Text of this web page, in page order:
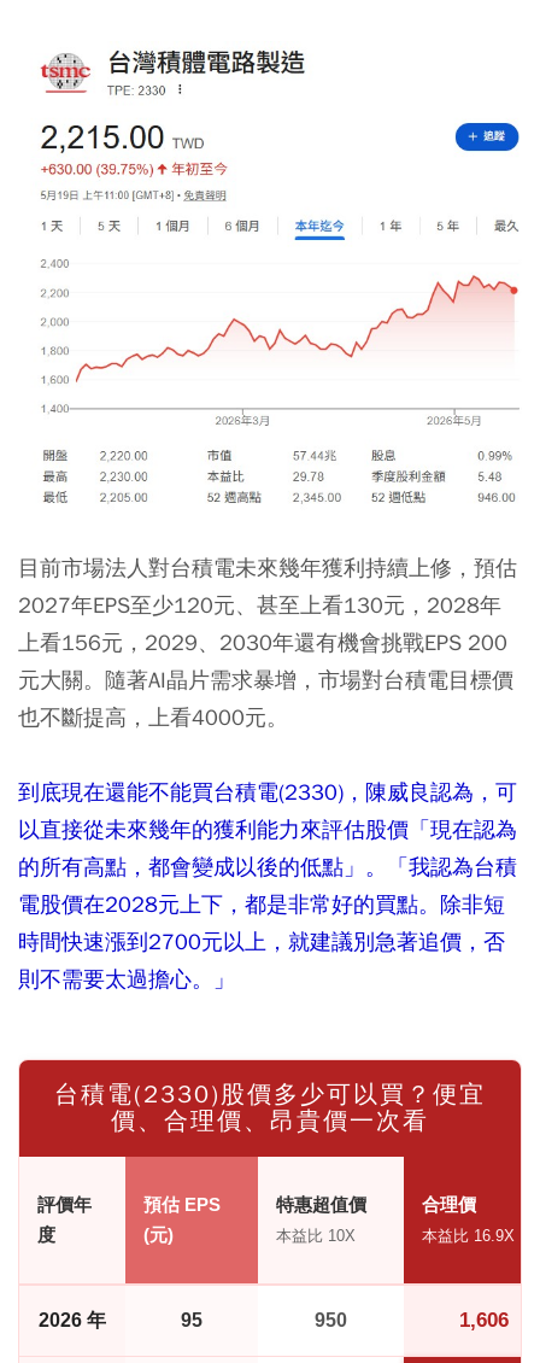
目前市場法人對台積電未來幾年獲利持續上修，預估
2027年EPS至少120元、甚至上看130元，2028年
上看156元，2029、2030年還有機會挑戰EPS 200
元大關。隨著AI晶片需求暴增，市場對台積電目標價
也不斷提高，上看4000元。
到底現在還能不能買台積電(2330)，陳威良認為，可
以直接從未來幾年的獲利能力來評估股價「現在認為
的所有高點，都會變成以後的低點」。「我認為台積
電股價在2028元上下，都是非常好的買點。除非短
時間快速漲到2700元以上，就建議別急著追價，否
則不需要太過擔心。」
台積電(2330)股價多少可以買？便宜
價、合理價、昂貴價一次看
評價年
度
預估 EPS
(元)
特惠超值價
本益比 10X
合理價
本益比 16.9X
2026 年 95 950 1,606